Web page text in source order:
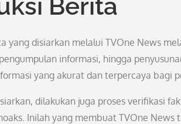
Berita
yang disiarkan melalui TVOne News
informasi, hingga
yang akurat dan terpercaya bagi
dilakukan juga proses verifikasi
Inilah yang membuat TVOne